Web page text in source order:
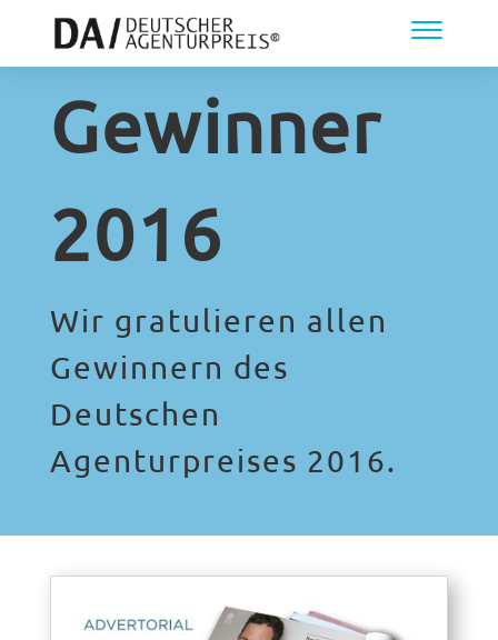
Gewinner
2016
Wir gratulieren allen
Gewinnern des
Deutschen
Agenturpreises 2016.